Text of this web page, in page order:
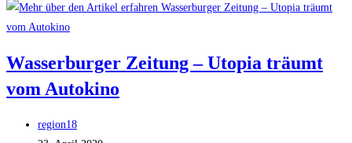
Zeitung
–
Schell-
Nacht
15.
Wasserburger Zeitung – Utopia träumt
vom Autokino
Beitrags-
region18